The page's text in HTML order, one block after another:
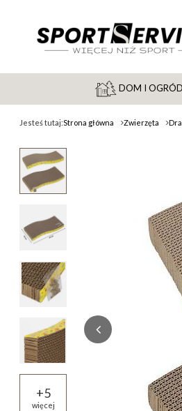
DOM I OGRÓD
Jesteś tutaj:Strona główna Zwierzęta
+5
więcej